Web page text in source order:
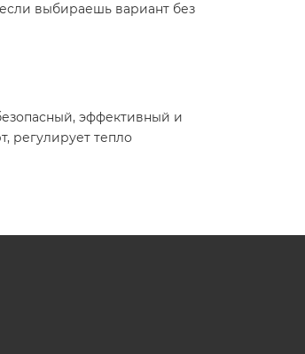
выбираешь вариант без
эффективный и
регулирует тепло